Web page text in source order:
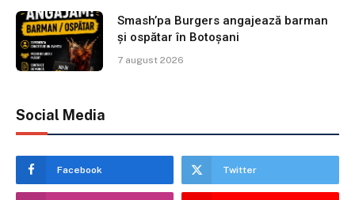
Smash’pa Burgers angajează barman
și ospătar în Botoșani
7 august 2026
Social Media
Facebook Twitter